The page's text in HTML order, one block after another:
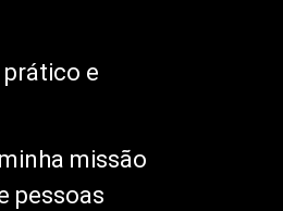
e
missão
pessoas